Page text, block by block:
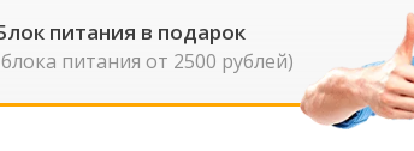
питания в подарок
питания от 2500 рублей)